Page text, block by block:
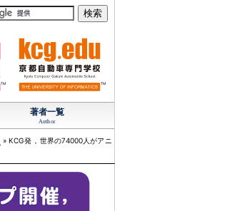
TM TM
著者一覧
Author
» KCG発 ， 世界の74000人がアニ